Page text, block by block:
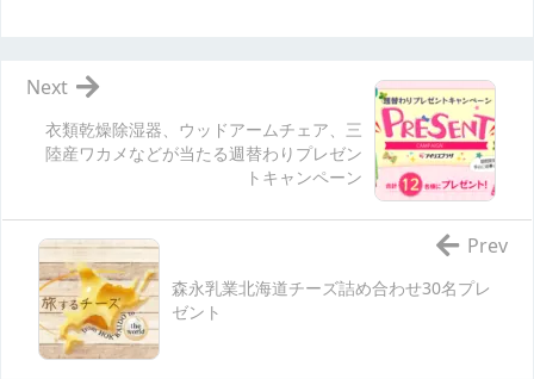
衣類乾燥除湿器、ウッドアームチェア、三
陸産ワカメなどが当たる週替わりプレゼン
トキャンペーン
Next
森永乳業北海道チーズ詰め合わせ30名プレ
ゼント
Prev